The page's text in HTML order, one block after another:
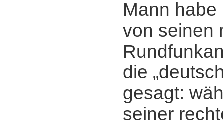
Mann
von seinen
die
gesagt:
seiner